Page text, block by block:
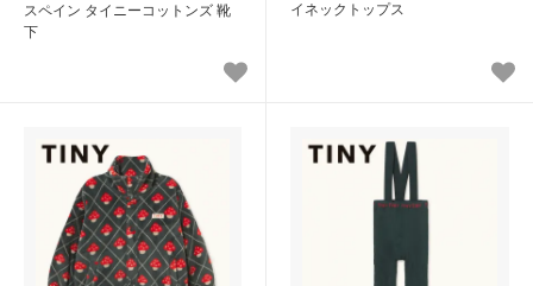
スペイン タイニーコットンズ 靴
下
イネックトップス